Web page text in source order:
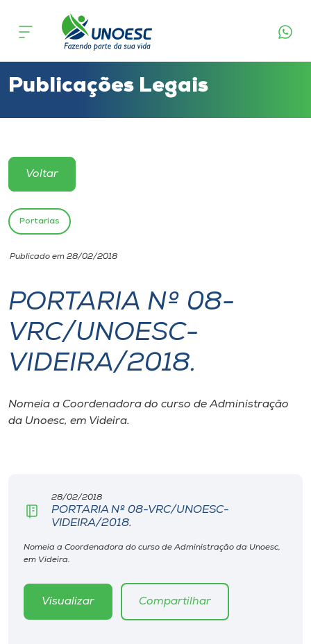
Cursos
Atendimento ao Estudante
Portal de Ensino
Unoesc
Internacionalização
I.nova
Cultura
Biblioteca
Editora
Rádio
Publicações Legais
Voltar
Portarias
Publicado em 28/02/2018
PORTARIA Nº 08-
VRC/UNOESC-
VIDEIRA/2018.
Nomeia a Coordenadora do curso de Administração
da Unoesc, em Videira.
28/02/2018
PORTARIA Nº 08-VRC/UNOESC-
VIDEIRA/2018.
Nomeia a Coordenadora do curso de Administração da Unoesc,
em Videira.
Visualizar Compartilhar